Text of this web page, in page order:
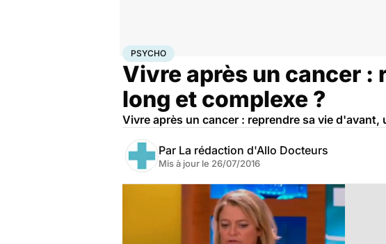
AccueilBien-être
PSYCHO
Vivre après un cancer :
long et complexe ?
Vivre après un cancer : reprendre sa vie
Par La rédaction d'Allo Docteurs
Mis à jour le 26/07/2016